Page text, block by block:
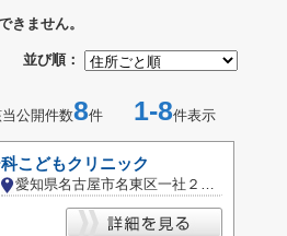
きません。
並び順：
公開件数8件 1-8件表示
こどもクリニック
愛知県名古屋市名東区一社２丁目